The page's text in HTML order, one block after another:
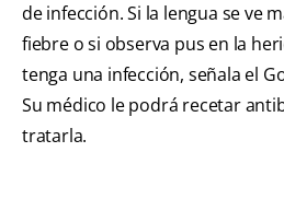
de infección. Si la lengua se ve
fiebre o si observa pus en la
tenga una infección, señala el
Su médico le podrá recetar
tratarla.